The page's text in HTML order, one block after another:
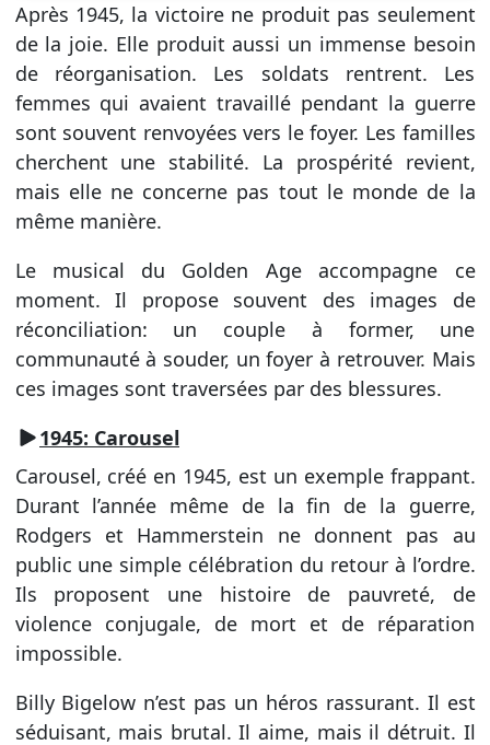
Après 1945, la victoire ne produit pas seulement
de la joie. Elle produit aussi un immense besoin
de réorganisation. Les soldats rentrent. Les
femmes qui avaient travaillé pendant la guerre
sont souvent renvoyées vers le foyer. Les familles
cherchent une stabilité. La prospérité revient,
mais elle ne concerne pas tout le monde de la
même manière.
Le musical du Golden Age accompagne ce
moment. Il propose souvent des images de
réconciliation: un couple à former, une
communauté à souder, un foyer à retrouver. Mais
ces images sont traversées par des blessures.
1945: Carousel
Carousel, créé en 1945, est un exemple frappant.
Durant l’année même de la fin de la guerre,
Rodgers et Hammerstein ne donnent pas au
public une simple célébration du retour à l’ordre.
Ils proposent une histoire de pauvreté, de
violence conjugale, de mort et de réparation
impossible.
Billy Bigelow n’est pas un héros rassurant. Il est
séduisant, mais brutal. Il aime, mais il détruit. Il